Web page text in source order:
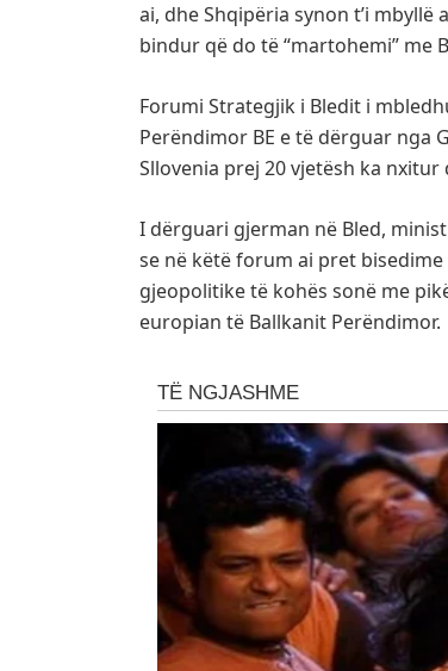
ai, dhe Shqipëria synon t’i mbyllë
bindur që do të “martohemi” me
Forumi Strategjik i Bledit i
Perëndimor BE e të dërguar nga
Sllovenia prej 20 vjetësh ka
I dërguari gjerman në Bled,
se në këtë forum ai pret
gjeopolitike të kohës sonë me
europian të Ballkanit Perëndimor.